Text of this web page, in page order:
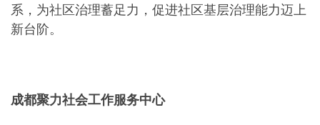
系，为社区治理蓄足力，促进社区基层治理能力迈上
新台阶。
成都聚力社会工作服务中心